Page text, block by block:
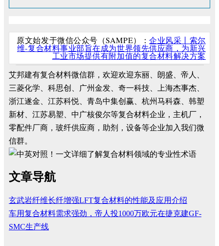
原文始发于微信公众号（SAMPE）：企业风采丨索尔
维-复合材料事业部旨在成为世界领先供应商，为新兴
工业市场提供有附加值的复合材料解决方案
艾邦建有复合材料微信群，欢迎欢迎东丽、朗盛、帝人、
三菱化学、科思创、广州金发、奇一科技、上海杰事杰、
浙江遂金、江苏科悦、青岛中集创赢、杭州马科森、韩塑
新材、江苏易塑、中广核俊尔等复合材料企业，主机厂，
零配件厂商，玻纤供应商，助剂，设备等企业加入我们微
信群。
文章导航
玄武岩纤维长纤增强LFT复合材料的性能及应用介绍
车用复合材料需求强劲，帝人投1000万欧元在捷克建GF-
SMC生产线